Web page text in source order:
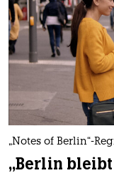
fragen & hilfe
unterstützen
genossenschaft
epaper login
„Notes of Berlin“-
„Berlin